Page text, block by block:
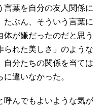
言葉を自分の友人関係に
たぶん、そういう言葉に
が嫌だったのだと思う
られた美しさ」のような
自分たちの関係を当ては
違いなかった。
呼んでもよいような気が